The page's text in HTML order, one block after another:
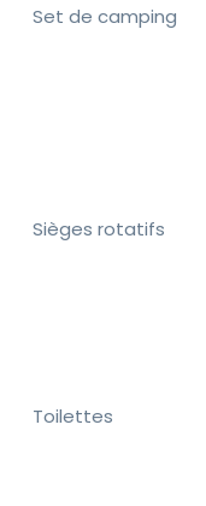
Set de camping
Sièges rotatifs
Toilettes